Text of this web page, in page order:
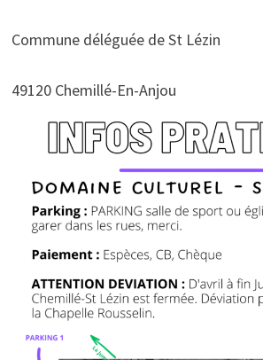
Commune déléguée de St Lézin
49120 Chemillé-En-Anjou